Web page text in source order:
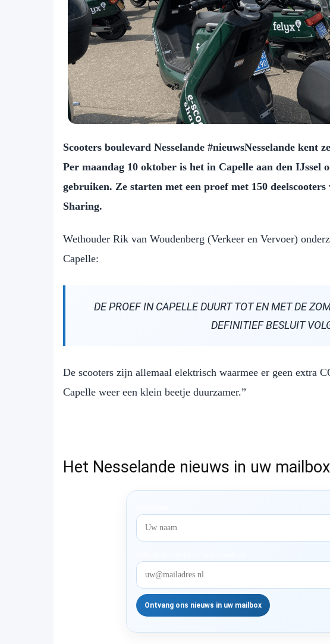
Scooters boulevard Nesselande #nieuwsNesselande kent
Per maandag 10 oktober is het in Capelle aan den IJssel
gebruiken. Ze starten met een proef met 150
Sharing.
Wethouder Rik van Woudenberg (Verkeer en Vervoer)
Capelle:
DE PROEF IN CAPELLE DUURT TOT EN MET DE
DEFINITIEF BESLUIT
De scooters zijn allemaal elektrisch waarmee er geen extra
Capelle weer een klein beetje duurzamer.”
Het Nesselande nieuws in uw